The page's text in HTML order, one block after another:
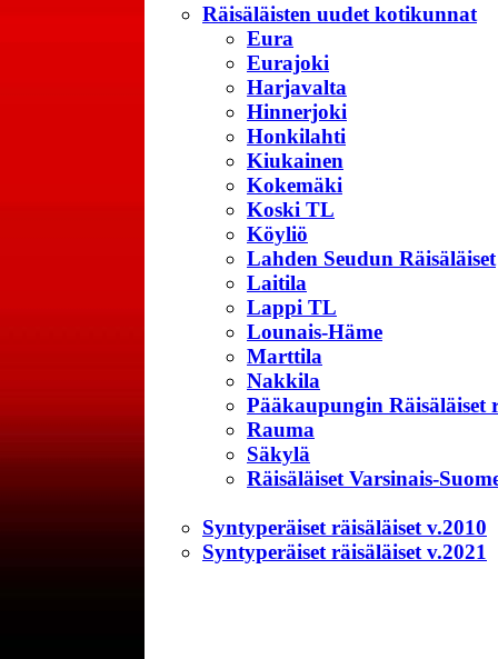
Räisäläisten uudet kotikunnat
Eura
Eurajoki
Harjavalta
Hinnerjoki
Honkilahti
Kiukainen
Kokemäki
Koski TL
Köyliö
Lahden Seudun Räisäläiset
Laitila
Lappi TL
Lounais-Häme
Marttila
Nakkila
Pääkaupungin Räisäläiset
Rauma
Säkylä
Räisäläiset Varsinais-
Syntyperäiset räisäläiset v.2010
Syntyperäiset räisäläiset v.2021